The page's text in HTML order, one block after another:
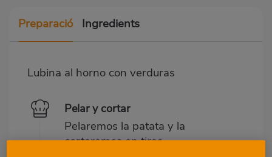
Preparació Ingredients
Lubina al horno con verduras
Pelar y cortar
Pelaremos la patata y la
cortaremos en tiras.